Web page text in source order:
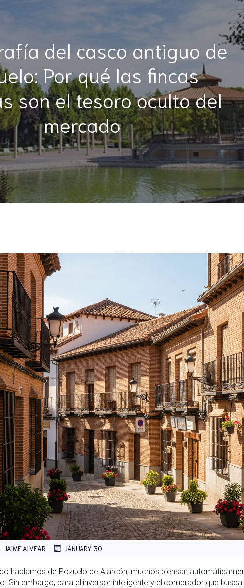
del casco antiguo de
Por qué las fincas
son el tesoro oculto del
mercado
JAIME ALVEAR JANUARY 30
hablamos de Pozuelo de Alarcón, muchos piensan
Sin embargo, para el inversor inteligente y el comprador que busca